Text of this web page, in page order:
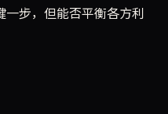
步，但能否平衡各方利